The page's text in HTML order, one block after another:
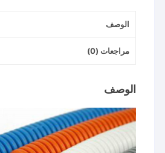
الوصف
مراجعات (0)
الوصف